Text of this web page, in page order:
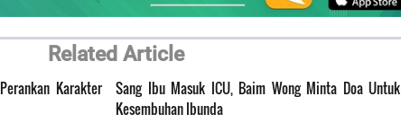
Related Article
Karakter
Sang Ibu Masuk ICU, Baim Wong Minta Doa Untuk
Kesembuhan Ibunda